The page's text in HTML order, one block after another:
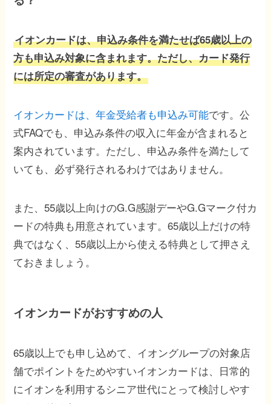
イオンカードは、申込み条件を満たせば65歳以上の
方も申込み対象に含まれます。ただし、カード発行
には所定の審査があります。
イオンカードは、年金受給者も申込み可能です。公
式FAQでも、申込み条件の収入に年金が含まれると
案内されています。ただし、申込み条件を満たして
いても、必ず発行されるわけではありません。
また、55歳以上向けのG.G感謝デーやG.Gマーク付カ
ードの特典も用意されています。65歳以上だけの特
典ではなく、55歳以上から使える特典として押さえ
ておきましょう。
イオンカードがおすすめの人
65歳以上でも申し込めて、イオングループの対象店
舗でポイントをためやすいイオンカードは、日常的
にイオンを利用するシニア世代にとって検討しやす